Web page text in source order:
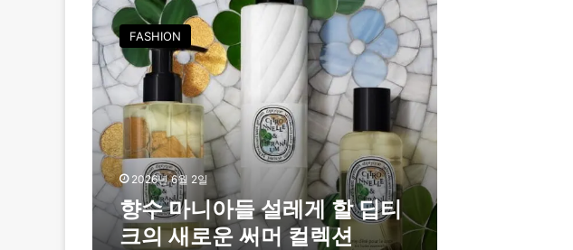
향
수
마
니
아
레
게
할
딥
크
FASHION
2026년 6월 2일
향수 마니아들 설레게 할 딥티
크의 새로운 써머 컬렉션